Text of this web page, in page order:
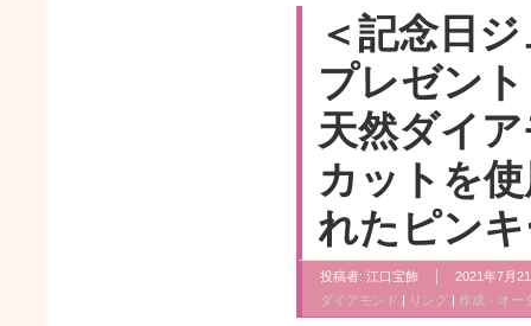
＜記念日
プレゼン
天然ダイ
カットを
れたピン
投稿者: 江口宝飾
2021年7月
ダイアモンド | リング | 作成・オー